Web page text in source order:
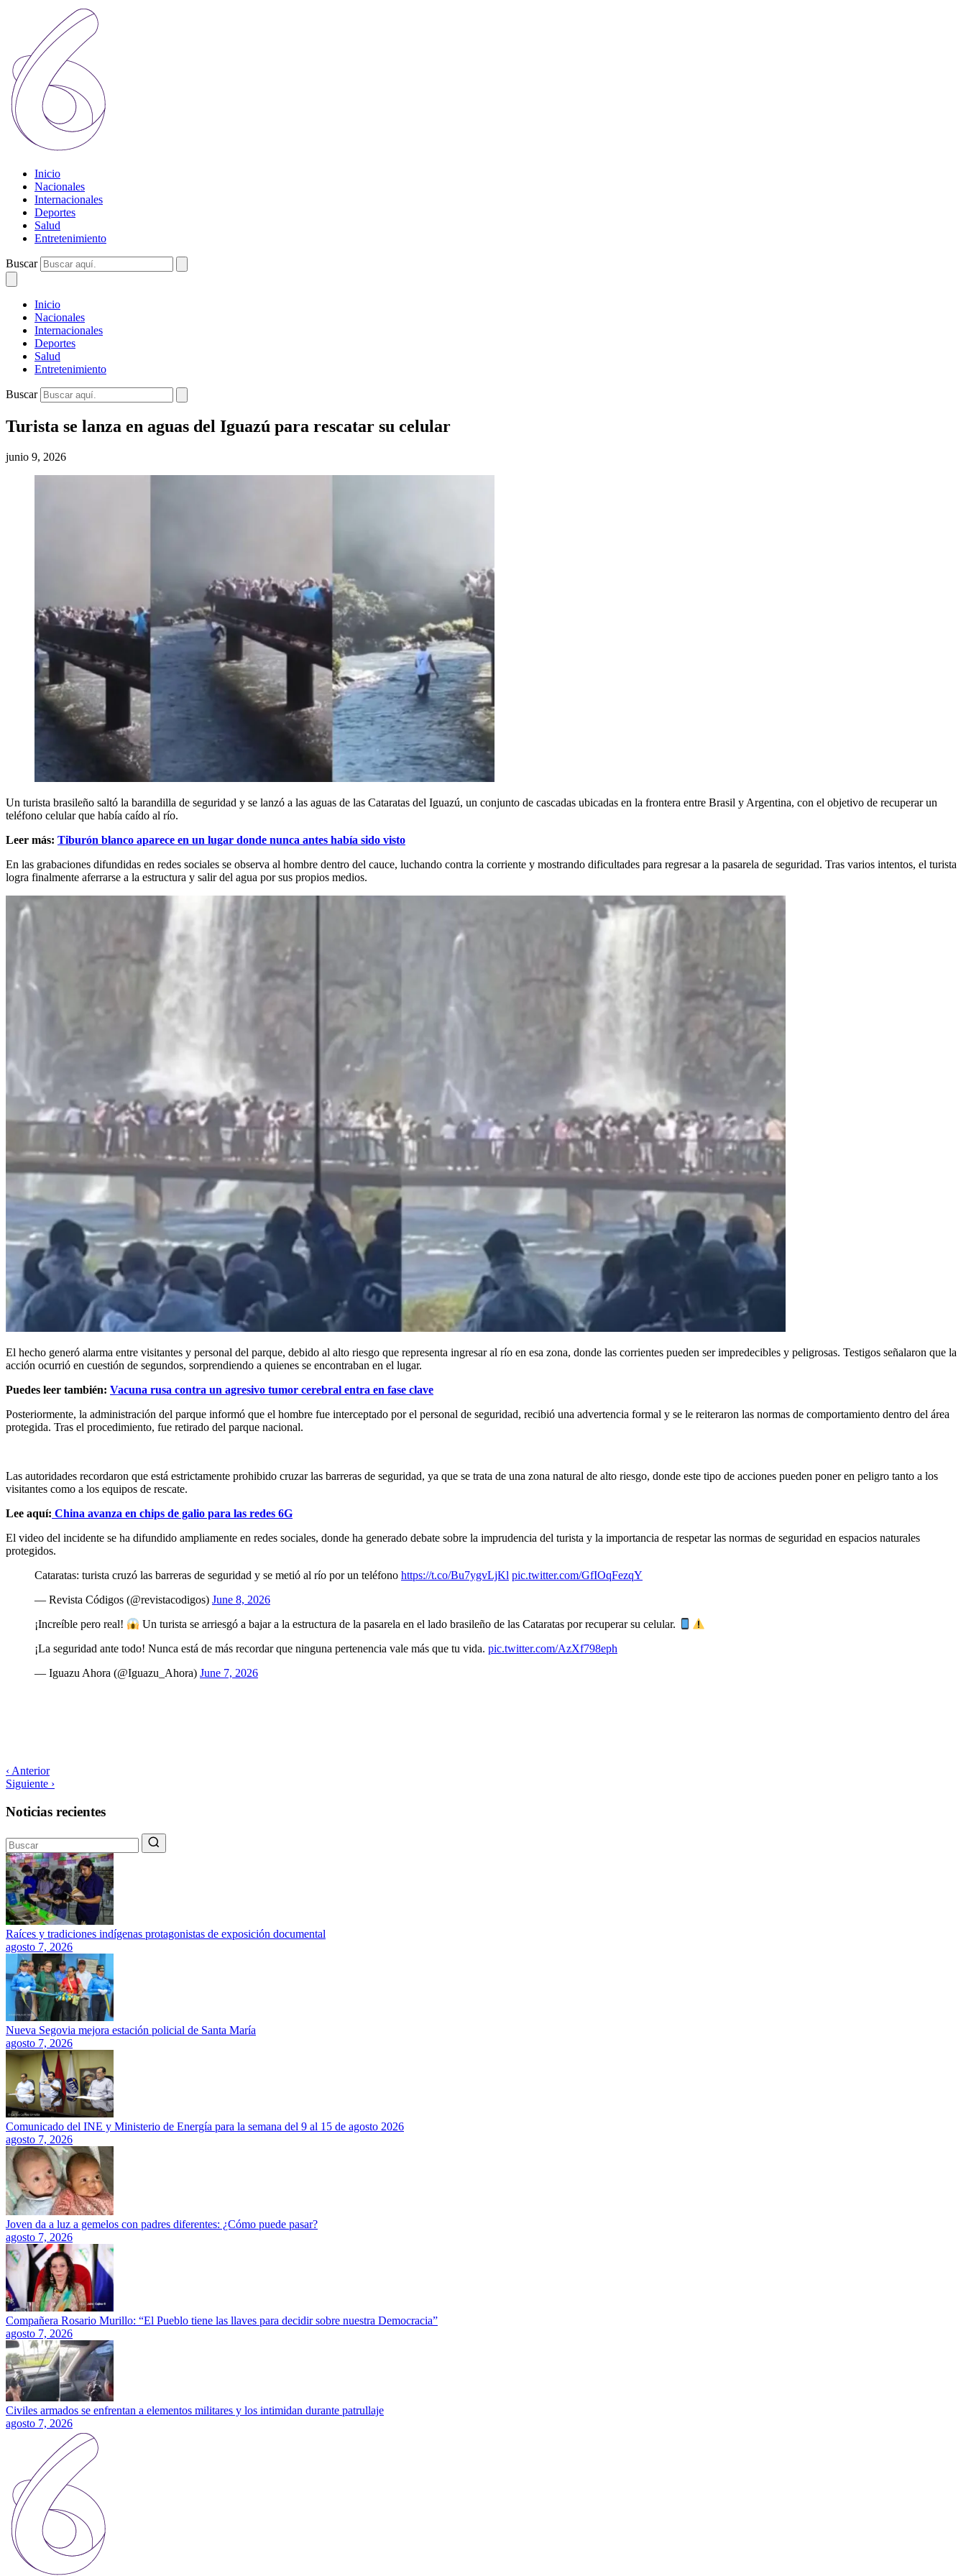
Inicio
Nacionales
Internacionales
Deportes
Salud
Entretenimiento
Buscar
Inicio
Nacionales
Internacionales
Deportes
Salud
Entretenimiento
Buscar
Turista se lanza en aguas del Iguazú para rescatar su celular
junio 9, 2026
Un turista brasileño saltó la barandilla de seguridad y se lanzó a las aguas de las Cataratas del Iguazú, un conjunto de cascadas ubicadas en la frontera entre Brasil y Argentina, con el objetivo de recuperar un
teléfono celular que había caído al río.
Leer más: Tiburón blanco aparece en un lugar donde nunca antes había sido visto
En las grabaciones difundidas en redes sociales se observa al hombre dentro del cauce, luchando contra la corriente y mostrando dificultades para regresar a la pasarela de seguridad. Tras varios intentos, el turista
logra finalmente aferrarse a la estructura y salir del agua por sus propios medios.
El hecho generó alarma entre visitantes y personal del parque, debido al alto riesgo que representa ingresar al río en esa zona, donde las corrientes pueden ser impredecibles y peligrosas. Testigos señalaron que la
acción ocurrió en cuestión de segundos, sorprendiendo a quienes se encontraban en el lugar.
Puedes leer también: Vacuna rusa contra un agresivo tumor cerebral entra en fase clave
Posteriormente, la administración del parque informó que el hombre fue interceptado por el personal de seguridad, recibió una advertencia formal y se le reiteraron las normas de comportamiento dentro del área
protegida. Tras el procedimiento, fue retirado del parque nacional.
Las autoridades recordaron que está estrictamente prohibido cruzar las barreras de seguridad, ya que se trata de una zona natural de alto riesgo, donde este tipo de acciones pueden poner en peligro tanto a los
visitantes como a los equipos de rescate.
Lee aquí: China avanza en chips de galio para las redes 6G
El video del incidente se ha difundido ampliamente en redes sociales, donde ha generado debate sobre la imprudencia del turista y la importancia de respetar las normas de seguridad en espacios naturales
protegidos.
Cataratas: turista cruzó las barreras de seguridad y se metió al río por un teléfono https://t.co/Bu7ygvLjKl pic.twitter.com/GfIOqFezqY
— Revista Códigos (@revistacodigos) June 8, 2026
¡Increíble pero real!
Un turista se arriesgó a bajar a la estructura de la pasarela en el lado brasileño de las Cataratas por recuperar su celular.
¡La seguridad ante todo! Nunca está de más recordar que ninguna pertenencia vale más que tu vida. pic.twitter.com/AzXf798eph
— Iguazu Ahora (@Iguazu_Ahora) June 7, 2026
‹ Anterior
Siguiente ›
Noticias recientes
Raíces y tradiciones indígenas protagonistas de exposición documental
agosto 7, 2026
Nueva Segovia mejora estación policial de Santa María
agosto 7, 2026
Comunicado del INE y Ministerio de Energía para la semana del 9 al 15 de agosto 2026
agosto 7, 2026
Joven da a luz a gemelos con padres diferentes: ¿Cómo puede pasar?
agosto 7, 2026
Compañera Rosario Murillo: “El Pueblo tiene las llaves para decidir sobre nuestra Democracia”
agosto 7, 2026
Civiles armados se enfrentan a elementos militares y los intimidan durante patrullaje
agosto 7, 2026